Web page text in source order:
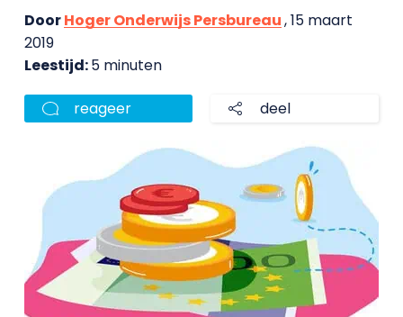
DoorHoger Onderwijs Persbureau, 15 maart
2019
Leestijd:5 minuten
reageer deel